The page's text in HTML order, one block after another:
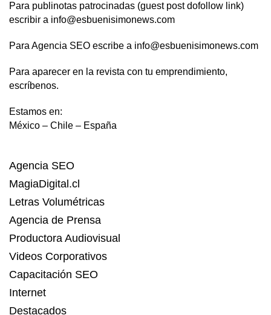
Para publinotas patrocinadas (guest post dofollow link)
escribir a info@esbuenisimonews.com
Para Agencia SEO escribe a info@esbuenisimonews.com
Para aparecer en la revista con tu emprendimiento,
escríbenos.
Estamos en:
México – Chile – España
Agencia SEO
MagiaDigital.cl
Letras Volumétricas
Agencia de Prensa
Productora Audiovisual
Videos Corporativos
Capacitación SEO
Internet
Destacados